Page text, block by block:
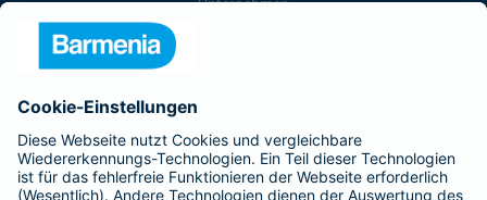
Affiliate-Partner werden
Kranken-Zusatzversicherung
Tierversicherungen